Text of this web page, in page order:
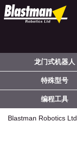
龙门式机器人
特殊型号
编程工具
Blastman Robotics Ltd